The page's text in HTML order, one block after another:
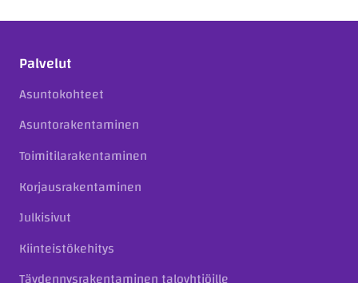
Palvelut
Asuntokohteet
Asuntorakentaminen
Toimitilarakentaminen
Korjausrakentaminen
Julkisivut
Kiinteistökehitys